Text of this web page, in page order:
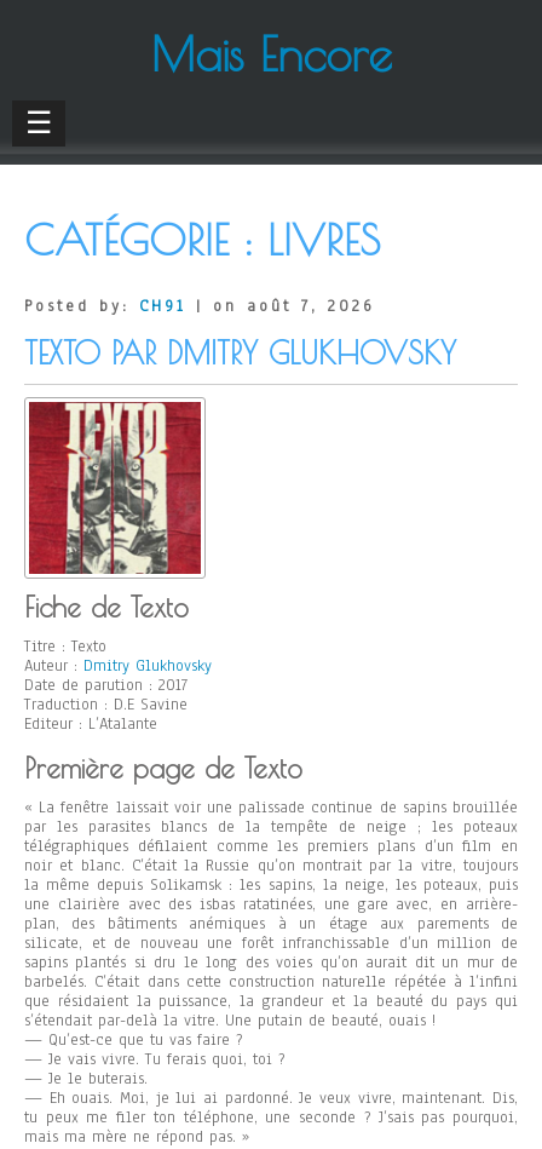
Mais Encore
☰
CATÉGORIE : LIVRES
Posted by: CH91 | on août 7, 2026
TEXTO PAR DMITRY GLUKHOVSKY
Fiche de Texto
Titre : Texto
Auteur : Dmitry Glukhovsky
Date de parution : 2017
Traduction : D.E Savine
Editeur : L’Atalante
Première page de Texto
« La fenêtre laissait voir une palissade continue de sapins brouillée
par les parasites blancs de la tempête de neige ; les poteaux
télégraphiques défilaient comme les premiers plans d’un film en
noir et blanc. C’était la Russie qu’on montrait par la vitre, toujours
la même depuis Solikamsk : les sapins, la neige, les poteaux, puis
une clairière avec des isbas ratatinées, une gare avec, en arrière-
plan, des bâtiments anémiques à un étage aux parements de
silicate, et de nouveau une forêt infranchissable d’un million de
sapins plantés si dru le long des voies qu’on aurait dit un mur de
barbelés. C’était dans cette construction naturelle répétée à l’infini
que résidaient la puissance, la grandeur et la beauté du pays qui
s’étendait par-delà la vitre. Une putain de beauté, ouais !
— Qu’est-ce que tu vas faire ?
— Je vais vivre. Tu ferais quoi, toi ?
— Je le buterais.
— Eh ouais. Moi, je lui ai pardonné. Je veux vivre, maintenant. Dis,
tu peux me filer ton téléphone, une seconde ? J’sais pas pourquoi,
mais ma mère ne répond pas. »